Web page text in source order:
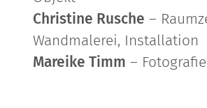
Christine Rusche –
Wandmalerei, Installation
Mareike Timm – Fotografie